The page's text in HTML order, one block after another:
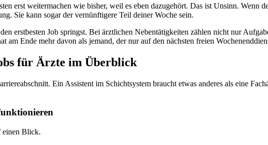
erst weitermachen wie bisher, weil es eben dazugehört. Das ist Unsinn.
Sie kann sogar der vernünftigere Teil deiner Woche sein.
erstbesten Job springst. Bei ärztlichen Nebentätigkeiten zählen nicht nur
am Ende mehr davon als jemand, der nur auf den nächsten freien
für Ärzte im Überblick
Ein Assistent im Schichtsystem braucht etwas anderes als eine
einen Blick.